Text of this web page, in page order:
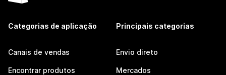
Categorias de aplicação
Canais de vendas
Encontrar produtos
Principais categorias
Envio direto
Mercados